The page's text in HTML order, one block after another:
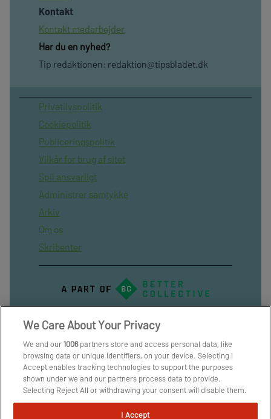
Kontakt
Kontakt medarbejder
Har du en nyhed?
Tip redaktionen: redaktion@tipsbladet.dk
Privatilvspolitik
Cookiepolitik
Publiceringspolitik
Vilkår for brug af sitet
Spil ansvarligt
Administrer samtykke
Arkiv
Om os
Skribenter
We Care About Your Privacy
We and our1006partners store and access personal data, like
browsing data or unique identifiers, on your device. Selecting I
Accept enables tracking technologies to support the purposes
shown under we and our partners process data to provide.
Selecting Reject All or withdrawing your consent will disable them.
If trackers are disabled, some content and ads you see may not be
as relevant to you. You can resurface this menu to change your
I Accept